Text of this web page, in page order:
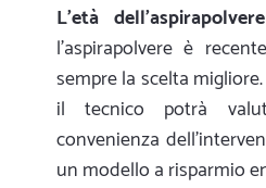
L'età dell'aspirapolvere
l'aspirapolvere è
sempre la scelta
il tecnico potrà
convenienza
un modello a risparmio